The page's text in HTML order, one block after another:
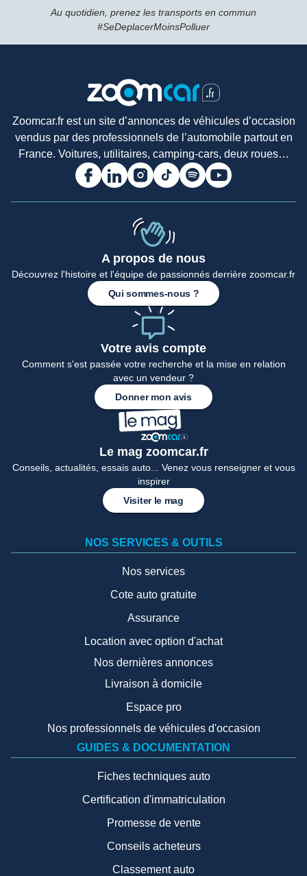
Au quotidien, prenez les transports en commun
#SeDeplacerMoinsPolluer
Zoomcar.fr est un site d’annonces de véhicules d’occasion
vendus par des professionnels de l’automobile partout en
France. Voitures, utilitaires, camping-cars, deux roues…
A propos de nous
Découvrez l'histoire et l'équipe de passionnés derrière zoomcar.fr
Qui sommes-nous ?
Votre avis compte
Comment s'est passée votre recherche et la mise en relation
avec un vendeur ?
Donner mon avis
Le mag zoomcar.fr
Conseils, actualités, essais auto... Venez vous renseigner et vous
inspirer
Visiter le mag
NOS SERVICES & OUTILS
Nos services
Cote auto gratuite
Assurance
Location avec option d'achat
Nos dernières annonces
Livraison à domicile
Espace pro
Nos professionnels de véhicules d'occasion
GUIDES & DOCUMENTATION
Fiches techniques auto
Certification d'immatriculation
Promesse de vente
Conseils acheteurs
Classement auto